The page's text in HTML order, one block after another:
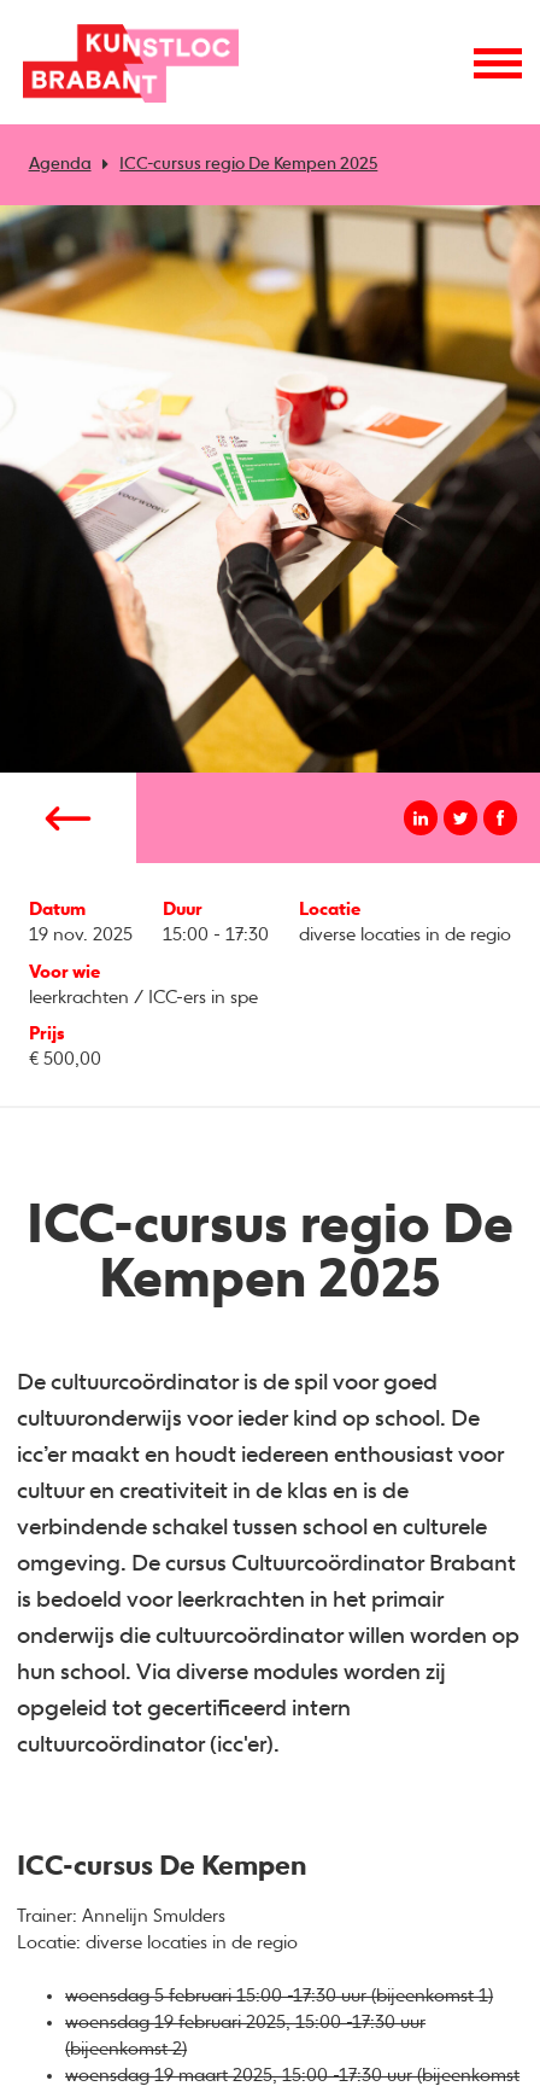
Agenda ICC-cursus regio De Kempen 2025
Datum
19 nov. 2025
Duur
15:00 - 17:30
Locatie
diverse locaties in de regio
Voor wie
leerkrachten / ICC-ers in spe
Prijs
€ 500,00
ICC-cursus regio De
Kempen 2025
De cultuurcoördinator is de spil voor goed
cultuuronderwijs voor ieder kind op school. De
icc’er maakt en houdt iedereen enthousiast voor
cultuur en creativiteit in de klas en is de
verbindende schakel tussen school en culturele
omgeving. De cursus Cultuurcoördinator Brabant
is bedoeld voor leerkrachten in het primair
onderwijs die cultuurcoördinator willen worden op
hun school. Via diverse modules worden zij
opgeleid tot gecertificeerd intern
cultuurcoördinator (icc'er).
ICC-cursus De Kempen
Trainer: Annelijn Smulders
Locatie: diverse locaties in de regio
woensdag 5 februari 15:00 -17:30 uur (bijeenkomst 1)
woensdag 19 februari 2025, 15:00 -17:30 uur
(bijeenkomst 2)
woensdag 19 maart 2025, 15:00 -17:30 uur (bijeenkomst